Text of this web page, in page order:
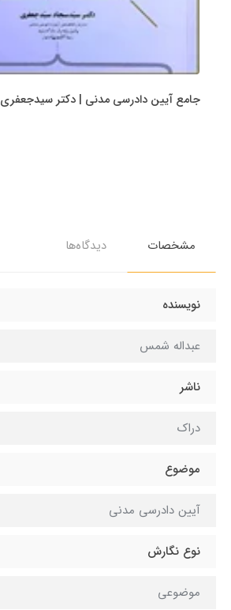
جامع آیین دادرسی مدنی | دکتر سیدجعفری
مشخصات دیدگاه‌ها
نویسنده
عبداله شمس
ناشر
دراک
موضوع
آیین دادرسی مدنی
نوع نگارش
موضوعی